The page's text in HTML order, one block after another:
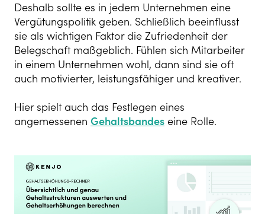
Deshalb sollte es in jedem Unternehmen eine
Vergütungspolitik geben. Schließlich beeinflusst
sie als wichtigen Faktor die Zufriedenheit der
Belegschaft maßgeblich. Fühlen sich Mitarbeiter
in einem Unternehmen wohl, dann sind sie oft
auch motivierter, leistungsfähiger und kreativer.
Hier spielt auch das Festlegen eines
angemessenen Gehaltsbandes eine Rolle.